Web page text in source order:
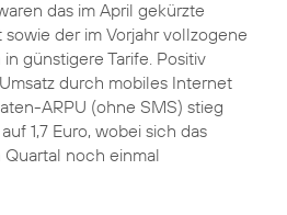
das im April gekürzte
der im Vorjahr vollzogene
günstigere Tarife. Positiv
durch mobiles Internet
ARPU (ohne SMS) stieg
1,7 Euro, wobei sich das
noch einmal